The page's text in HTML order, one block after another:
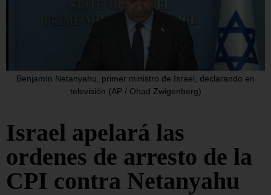
Benjamín Netanyahu, primer ministro de Israel, declarando en
televisión (AP / Ohad Zwigenberg)
Israel apelará las
ordenes de arresto de la
CPI contra Netanyahu